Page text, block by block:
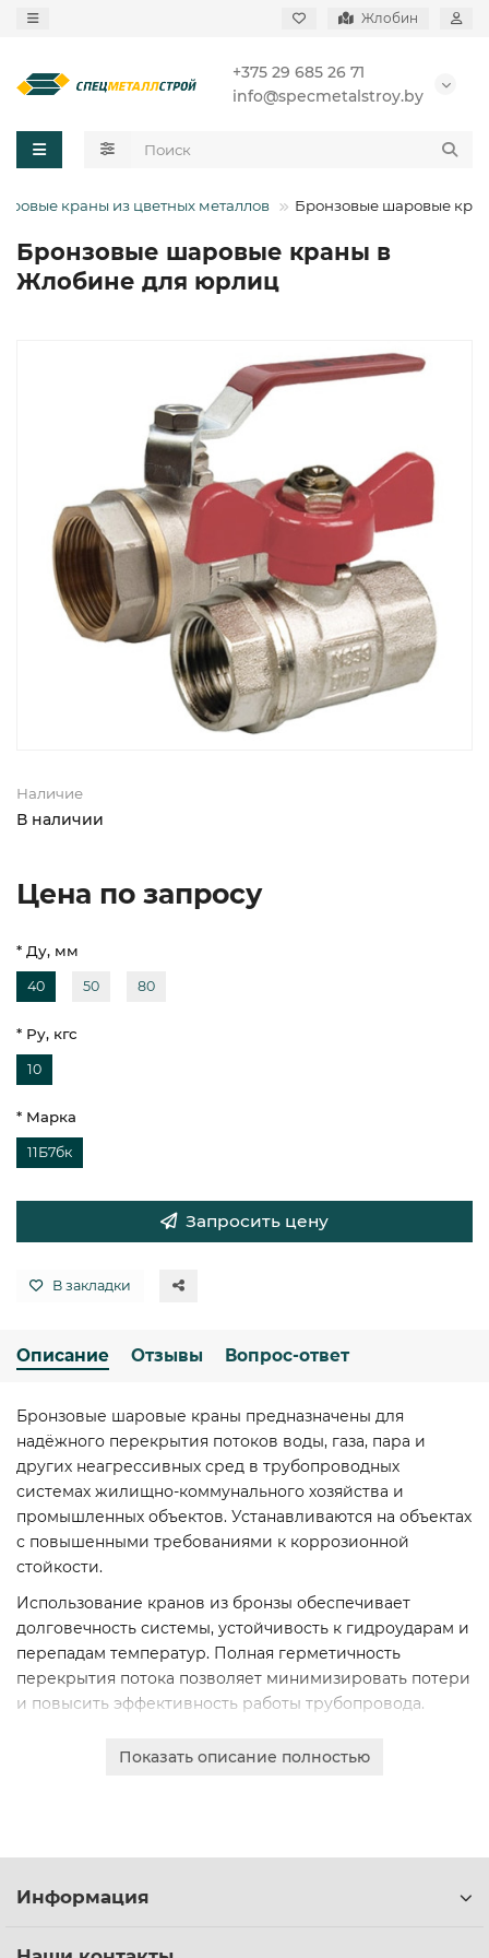
Жлобин
+375 29 685 26 71
info@specmetalstroy.by
краны из цветных металлов Бронзовые шаровые
Бронзовые шаровые краны в
Жлобине для юрлиц
Наличие
В наличии
Цена по запросу
* Ду, мм
40 50 80
* Ру, кгс
10
* Марка
11Б7бк
Запросить цену
В закладки
Описание Отзывы Вопрос-ответ
Бронзовые шаровые краны предназначены для
надёжного перекрытия потоков воды, газа, пара и
других неагрессивных сред в трубопроводных
системах жилищно-коммунального хозяйства и
промышленных объектов. Устанавливаются на объектах
с повышенными требованиями к коррозионной
стойкости.
Использование кранов из бронзы обеспечивает
долговечность системы, устойчивость к гидроударам и
перепадам температур. Полная герметичность
перекрытия потока позволяет минимизировать потери
и повысить эффективность работы трубопровода.
прочностью и износостойкостью. Корпус и основные
монтажа в системы любого масштаба. В наличии и под
40, 50 и 80 мм.
Показать описание полностью
Информация